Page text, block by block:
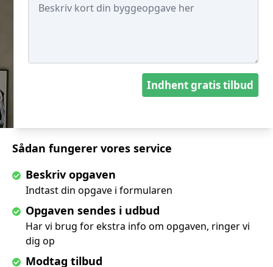
Sådan fungerer vores service
Beskriv opgaven
Indtast din opgave i formularen
Opgaven sendes i udbud
Har vi brug for ekstra info om opgaven, ringer vi
dig op
Modtag tilbud
Indhent gratis tilbud